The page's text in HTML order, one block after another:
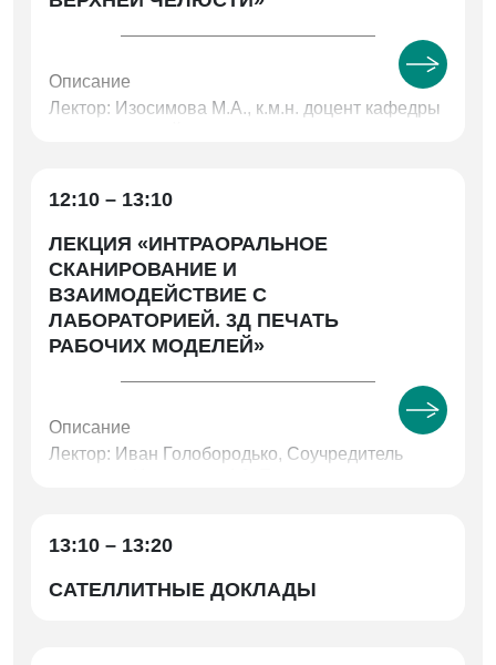
Описание
Лектор: Изосимова М.А., к.м.н. доцент кафедры
12:10 – 13:10
ЛЕКЦИЯ «ИНТРАОРАЛЬНОЕ
СКАНИРОВАНИЕ И
ВЗАИМОДЕЙСТВИЕ С
ЛАБОРАТОРИЕЙ. 3Д ПЕЧАТЬ
РАБОЧИХ МОДЕЛЕЙ»
Описание
Лектор: Иван Голобородько, Соучредитель
13:10 – 13:20
САТЕЛЛИТНЫЕ ДОКЛАДЫ